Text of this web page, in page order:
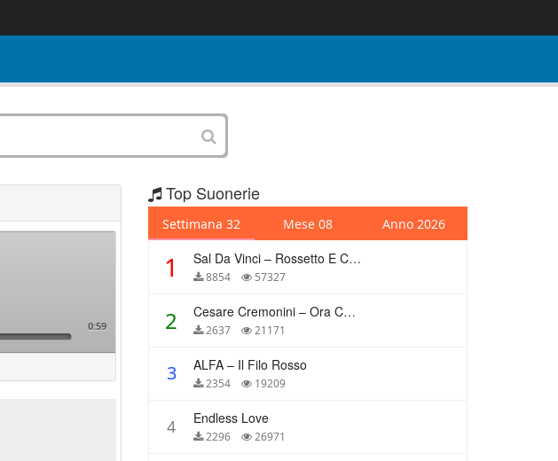
0:59
Top Suonerie
Settimana 32 Mese 08 Anno 2026
1 Sal Da Vinci – Rossetto E Caffè
8854 57327
2 Cesare Cremonini – Ora Che Non Ho Più Te
2637 21171
3 ALFA – Il Filo Rosso
2354 19209
4 Endless Love
2296 26971